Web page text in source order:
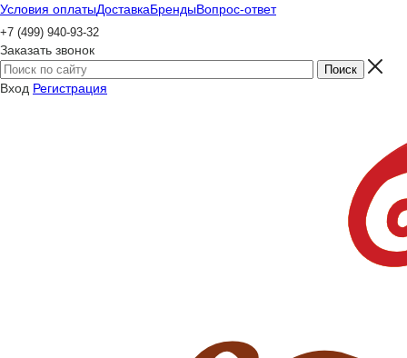
Условия оплатыДоставкаБрендыВопрос-ответ
+7 (499) 940-93-32
Заказать звонок
Вход Регистрация